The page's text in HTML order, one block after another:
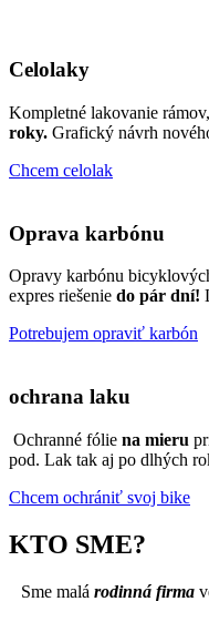
Celolaky
Kompletné lakovanie
roky. Grafický návrh
Chcem celolak
Oprava karbónu
Opravy karbónu
expres riešenie do pár dní!
Potrebujem opraviť karbón
ochrana laku
Ochranné fólie na mieru
pod. Lak tak aj po dlhých
Chcem ochrániť svoj bike
KTO SME?
Sme malá rodinná firma